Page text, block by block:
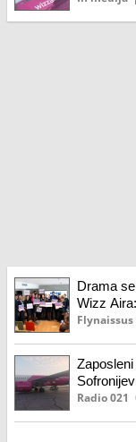
Drama
Wizz
Srbije?
Flynaissus
Radio 021